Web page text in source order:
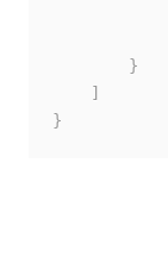
}
]
}